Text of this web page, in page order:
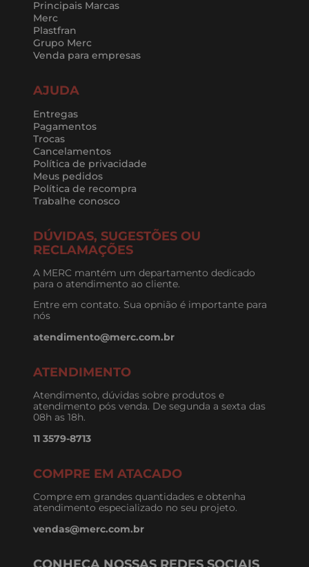
Principais Marcas
Merc
Plastfran
Grupo Merc
Venda para empresas
AJUDA
Entregas
Pagamentos
Trocas
Cancelamentos
Política de privacidade
Meus pedidos
Política de recompra
Trabalhe conosco
DÚVIDAS, SUGESTÕES OU
RECLAMAÇÕES
A MERC mantém um departamento dedicado
para o atendimento ao cliente.
Entre em contato. Sua opnião é importante para
nós
atendimento@merc.com.br
ATENDIMENTO
Atendimento, dúvidas sobre produtos e
atendimento pós venda. De segunda a sexta das
08h as 18h.
11 3579-8713
COMPRE EM ATACADO
Compre em grandes quantidades e obtenha
atendimento especializado no seu projeto.
vendas@merc.com.br